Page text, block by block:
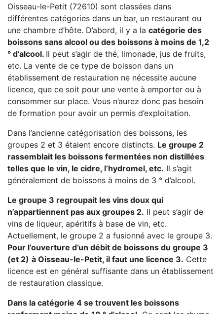
Oisseau-le-Petit (72610) sont classées dans
différentes catégories dans un bar, un restaurant ou
une chambre d’hôte. D’abord, il y a la catégorie des
boissons sans alcool ou des boissons à moins de 1,2
° d’alcool. Il peut s’agir de thé, limonade, jus de fruits,
etc. La vente de ce type de boisson dans un
établissement de restauration ne nécessite aucune
licence, que ce soit pour une vente à emporter ou à
consommer sur place. Vous n’aurez donc pas besoin
de formation pour avoir un permis d’exploitation.
Dans l’ancienne catégorisation des boissons, les
groupes 2 et 3 étaient encore distincts. Le groupe 2
rassemblait les boissons fermentées non distillées
telles que le vin, le cidre, l’hydromel, etc. Il s’agit
généralement de boissons à moins de 3 ° d’alcool.
Le groupe 3 regroupait les vins doux qui
n’appartiennent pas aux groupes 2. Il peut s’agir de
vins de liqueur, apéritifs à base de vin, etc.
Actuellement, le groupe 2 a fusionné avec le groupe 3.
Pour l’ouverture d’un débit de boissons du groupe 3
(et 2) à Oisseau-le-Petit, il faut une licence 3. Cette
licence est en général suffisante dans un établissement
de restauration classique.
Dans la catégorie 4 se trouvent les boissons